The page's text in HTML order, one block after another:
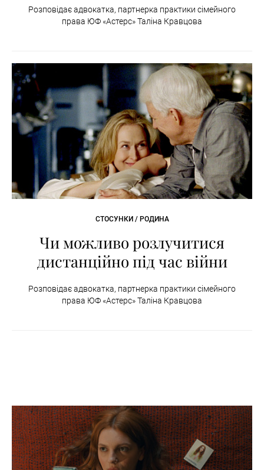
Розповідає адвокатка, партнерка практики сімейного
права ЮФ «Астерс» Таліна Кравцова
СТОСУНКИ / РОДИНА
Чи можливо розлучитися
дистанційно під час війни
Розповідає адвокатка, партнерка практики сімейного
права ЮФ «Астерс» Таліна Кравцова